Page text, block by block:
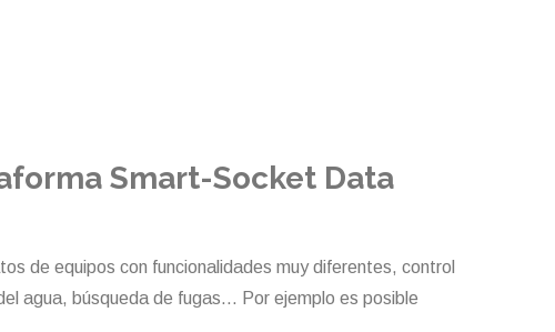
Smart-Socket Data
de equipos con funcionalidades muy diferentes, control
agua, búsqueda de fugas… Por ejemplo es posible